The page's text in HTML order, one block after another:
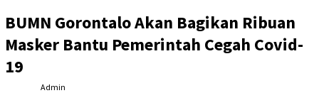
BUMN Gorontalo Akan Bagikan Ribuan
Masker Bantu Pemerintah Cegah Covid-
19
Admin